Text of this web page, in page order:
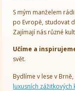
S mým manželem
po Evropě, studovat
Zajímají nás různé
Učíme a
svět.
Bydlíme v lese v
luxusních zážitkových